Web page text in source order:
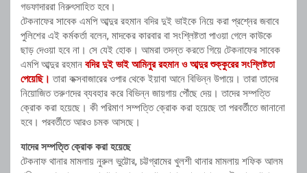
গডফাদাররা নিরুৎসাহিত হবে।
টেকনাফের সাবেক এমপি আব্দুর রহমান বদির দুই ভাইকে নিয়ে করা প্রশ্নের জবাবে
পুলিশের এই কর্মকর্তা বলেন, মাদকের কারবার বা সংশ্লিষ্টতা পাওয়া গেলে কাউকে
ছাড় দেওয়া হবে না। সে যেই হোক। আমরা তদন্ত করতে গিয়ে টেকনাফের সাবেক
এমপি আব্দুর রহমান বদির দুই ভাই আমিনুর রহমান ও আব্দুর শুক্কুরের সংশ্লিষ্টতা
পেয়েছি। তারা কক্সবাজারের ওপার থেকে ইয়াবা আনে বিভিন্ন উপায়ে। তারা তাদের
নিয়োজিত তরুণদের ব্যবহার করে বিভিন্ন জায়গায় পৌঁছে দেয়। তাদের সম্পত্তি
ক্রোক করা হয়েছে। কী পরিমাণ সম্পত্তি ক্রোক করা হয়েছে তা পরবর্তীতে জানানো
হবে। পরবর্তীতে আরও চমক আসছে।
যাদের সম্পত্তি ক্রোক করা হয়েছে
টেকনাফ থানার মামলায় নুরুল ভুট্টোর, চট্টগ্রামের খুলশী থানার মামলায় শফিক আলম